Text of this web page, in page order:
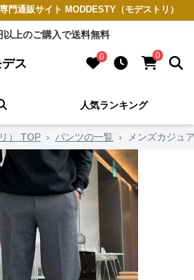
門通販サイト MODDESTY（モデストリ）
以上のご購入で送料無料
0 0
人気ランキング
） TOP › パンツの一覧 › メンズカジュ